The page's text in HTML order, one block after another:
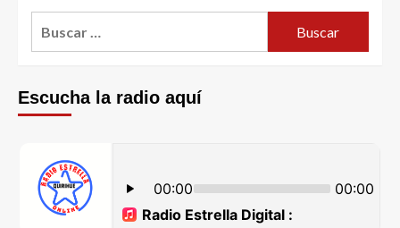
Escucha la radio aquí